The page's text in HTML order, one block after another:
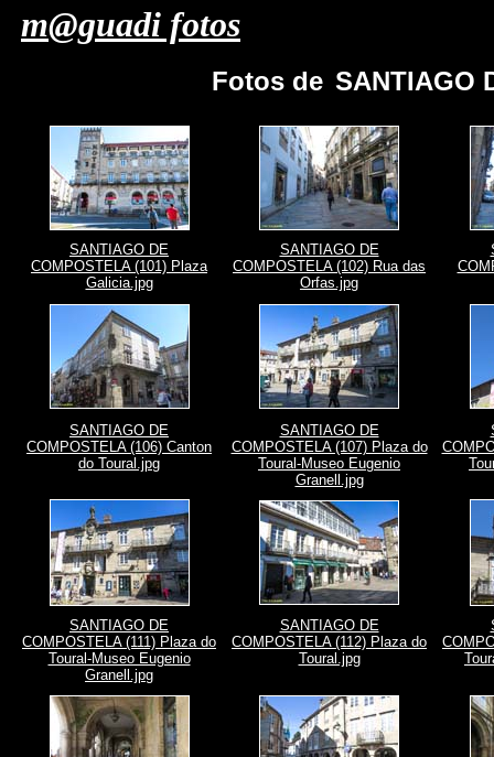
m@guadi fotos
Fotos de SANTIAGO
SANTIAGO DE
COMPOSTELA (101) Plaza
Galicia.jpg
SANTIAGO DE
COMPOSTELA (102) Rua das
Orfas.jpg
SANTIAGO DE
COMPOSTELA (106) Canton
do Toural.jpg
SANTIAGO DE
COMPOSTELA (107) Plaza do
Toural-Museo Eugenio
Granell.jpg
SANTIAGO DE
COMPOSTELA (111) Plaza do
Toural-Museo Eugenio
Granell.jpg
SANTIAGO DE
COMPOSTELA (112) Plaza do
Toural.jpg